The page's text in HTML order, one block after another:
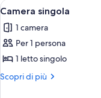
Apri
tutte
le
foto
per
Camera
1
Camera singola
1 camera
Per 1 persona
1 letto singolo
Scopri di più
Altri